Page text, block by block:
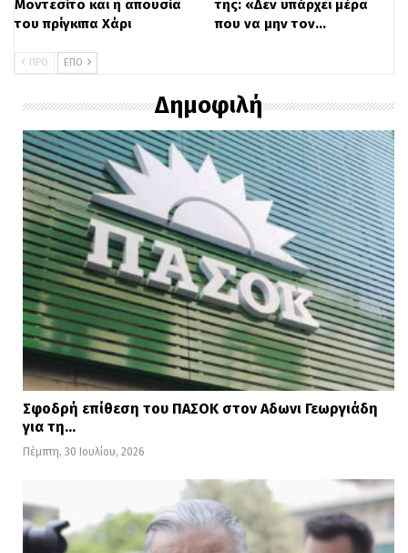
Μοντεσίτο και η απουσία
του πρίγκιπα Χάρι
της: «Δεν υπάρχει μέρα
που να μην τον…
ΠΡΟ ΕΠΌ
Δημοφιλή
Σφοδρή επίθεση του ΠΑΣΟΚ στον Αδωνι Γεωργιάδη
για τη…
Πέμπτη, 30 Ιουλίου, 2026